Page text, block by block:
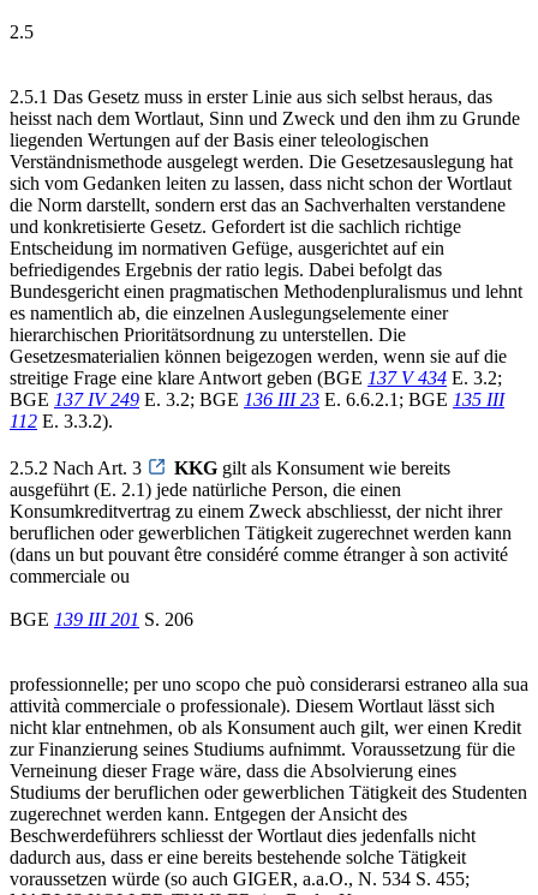
2.5
2.5.1 Das Gesetz muss in erster Linie aus sich selbst heraus, das
heisst nach dem Wortlaut, Sinn und Zweck und den ihm zu Grunde
liegenden Wertungen auf der Basis einer teleologischen
Verständnismethode ausgelegt werden. Die Gesetzesauslegung hat
sich vom Gedanken leiten zu lassen, dass nicht schon der Wortlaut
die Norm darstellt, sondern erst das an Sachverhalten verstandene
und konkretisierte Gesetz. Gefordert ist die sachlich richtige
Entscheidung im normativen Gefüge, ausgerichtet auf ein
befriedigendes Ergebnis der ratio legis. Dabei befolgt das
Bundesgericht einen pragmatischen Methodenpluralismus und lehnt
es namentlich ab, die einzelnen Auslegungselemente einer
hierarchischen Prioritätsordnung zu unterstellen. Die
Gesetzesmaterialien können beigezogen werden, wenn sie auf die
streitige Frage eine klare Antwort geben (BGE 137 V 434 E. 3.2;
BGE 137 IV 249 E. 3.2; BGE 136 III 23 E. 6.6.2.1; BGE 135 III
112 E. 3.3.2).
2.5.2 Nach Art. 3 KKG gilt als Konsument wie bereits
ausgeführt (E. 2.1) jede natürliche Person, die einen
Konsumkreditvertrag zu einem Zweck abschliesst, der nicht ihrer
beruflichen oder gewerblichen Tätigkeit zugerechnet werden kann
(dans un but pouvant être considéré comme étranger à son activité
commerciale ou
BGE 139 III 201 S. 206
professionnelle; per uno scopo che può considerarsi estraneo alla sua
attività commerciale o professionale). Diesem Wortlaut lässt sich
nicht klar entnehmen, ob als Konsument auch gilt, wer einen Kredit
zur Finanzierung seines Studiums aufnimmt. Voraussetzung für die
Verneinung dieser Frage wäre, dass die Absolvierung eines
Studiums der beruflichen oder gewerblichen Tätigkeit des Studenten
zugerechnet werden kann. Entgegen der Ansicht des
Beschwerdeführers schliesst der Wortlaut dies jedenfalls nicht
dadurch aus, dass er eine bereits bestehende solche Tätigkeit
voraussetzen würde (so auch GIGER, a.a.O., N. 534 S. 455;